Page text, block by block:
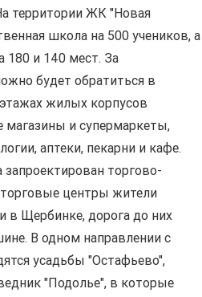
территории ЖК "Новая
школа на 500 учеников, а
180 и 140 мест. За
будет обратиться в
жилых корпусов
магазины и супермаркеты,
аптеки, пекарни и кафе.
торгово-
центры жители
в Щербинке, дорога до них
В одном направлении с
усадьбы "Остафьево",
"Подолье", в которые